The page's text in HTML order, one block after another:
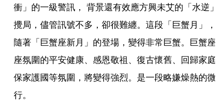
衝」的一級警訊， 背景還有效應方興未艾的「水逆」
攪局，儘管訊號不多，卻很難纏。這段「巨蟹月」，
隨著「巨蟹座新月」的登場，變得非常巨蟹。巨蟹座
座氛圍的平安健康、感恩敬祖、復古懷舊、回歸家庭
保家護國等氛圍，將變得強烈。是一段略嫌燥熱的微
行。